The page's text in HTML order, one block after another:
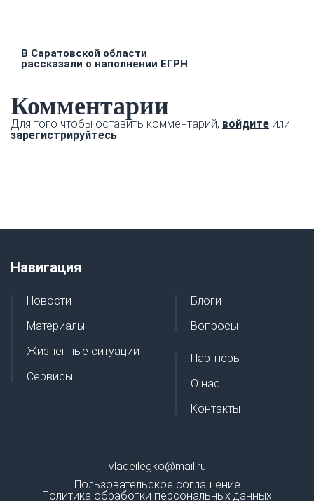
В Саратовской области
рассказали о наполнении ЕГРН
Комментарии
Для того чтобы оставить комментарий, войдите или
зарегистрируйтесь
Навигация
Новости
Материалы
Жизненные ситуации
Сервисы
Блоги
Вопросы
Партнеры
О нас
Контакты
vladeilegko@mail.ru
Пользовательское соглашение
Политика обработки персональных данных